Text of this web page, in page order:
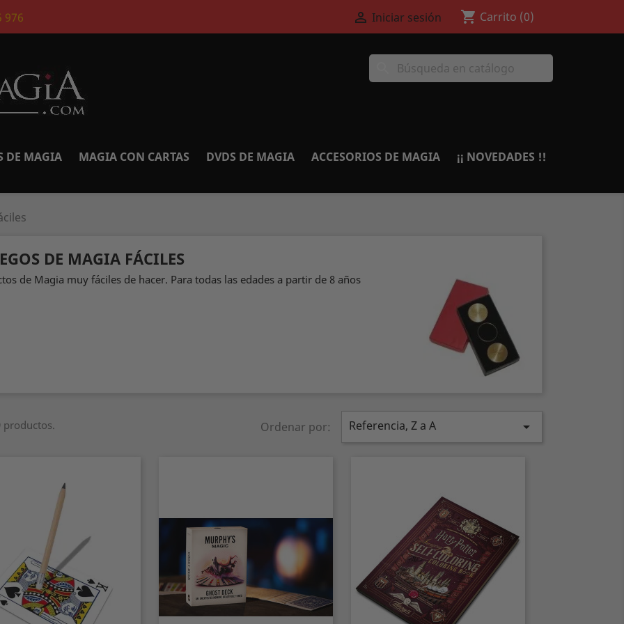
976  Iniciar sesión shopping_cart Carrito (0)
DE MAGIA MAGIA CON CARTAS DVDS DE MAGIA ACCESORIOS DE MAGIA ¡¡ NOVEDADES !!
DE MAGIA FÁCILES
de Magia muy fáciles de hacer. Para todas las edades a partir de 8 años
productos. Ordenar por: Referencia, Z a A 